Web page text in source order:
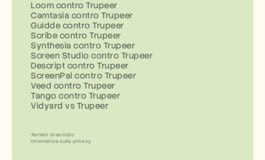
Loom contro Trupeer
Camtasia contro Trupeer
Guidde contro Trupeer
Scribe contro Trupeer
Synthesia contro Trupeer
Screen Studio contro Trupeer
Descript contro Trupeer
ScreenPal contro Trupeer
Veed contro Trupeer
Tango contro Trupeer
Vidyard vs Trupeer
Termini di servizio
Informativa sulla privacy